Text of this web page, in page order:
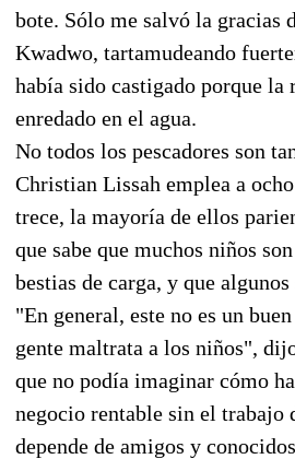
bote. Sólo me salvó la gracias
Kwadwo, tartamudeando
había sido castigado porque la
enredado en el agua.
No todos los pescadores son
Christian Lissah emplea a
trece, la mayoría de ellos
que sabe que muchos niños
bestias de carga, y que algunos
"En general, este no es un
gente maltrata a los niños",
que no podía imaginar cómo
negocio rentable sin el trabajo
depende de amigos y